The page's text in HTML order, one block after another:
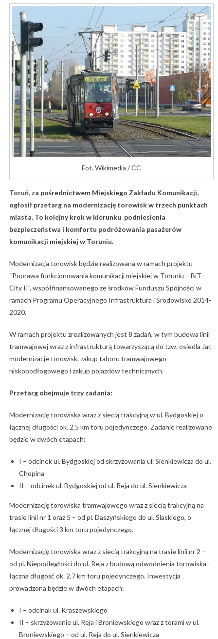
Fot. Wikimedia / CC
Toruń, za pośrednictwem Miejskiego Zakładu Komunikacji,
ogłosił przetarg na modernizację torowisk w trzech punktach
miasta. To kolejny krok w kierunku podniesienia
bezpieczeństwa i komfortu podróżowania pasażerów
komunikacji miejskiej w Toruniu.
Modernizacja torowisk będzie realizowana w ramach projektu
“Poprawa funkcjonowania komunikacji miejskiej w Toruniu – BiT-
City II”, współfinansowanego ze środków Funduszu Spójności w
ramach Programu Operacyjnego Infrastruktura i Środowisko 2014-
2020.
W ramach projektu zrealizowanych jest 8 zadań, w tym budowa linii
tramwajowej wraz z infrastrukturą towarzyszącą do tzw. osiedla Jar,
modernizacje torowisk, zakup taboru tramwajowego
niskopodłogowego i zakup pojazdów technicznych.
Przetarg obejmuje trzy zadania:
Modernizację torowiska wraz z siecią trakcyjną w ul. Bydgoskiej o
łącznej długości ok. 2,5 km toru pojedynczego. Zadanie realizowane
będzie w dwóch etapach:
I – odcinek ul. Bydgoskiej od skrzyżowania ul. Sienkiewicza do ul.
Chopina
II – odcinek ul. Bydgoskiej od ul. Reja do ul. Sienkiewicza
Modernizację torowiska tramwajowego wraz z siecią trakcyjną na
trasie linii nr 1 oraz 5 – od pl. Daszyńskiego do ul. Ślaskiego, o
łącznej długości 3 km toru pojedynczego.
Modernizację torowiska wraz z siecią trakcyjną na trasie linii nr 2 –
od pl. Niepodległości do ul. Reja z budową odwodnienia torowiska –
łączna długość ok. 2,7 km toru pojedynczego. Inwestycja
prowadzona będzie w dwóch etapach:
I – odcinak ul. Kraszewskiego
II – skrzyżowanie ul. Reja i Broniewskiego wraz z torami w ul.
Broniewskiego – od ul. Reja do ul. Sienkiewicza